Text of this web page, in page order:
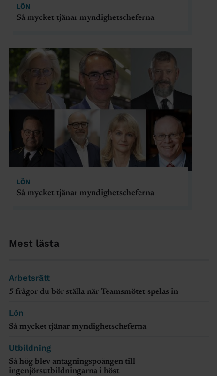
Mest lästa
Arbetsrätt
5 frågor du bör ställa när Teamsmötet spelas in
Lön
Så mycket tjänar myndighetscheferna
Utbildning
Så hög blev antagningspoängen till
ingenjörsutbildningarna i höst
LÖN
Så mycket tjänar myndighetscheferna
LÖN
Så mycket tjänar myndighetscheferna